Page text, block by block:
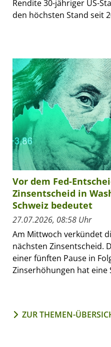
Rendite 30-jähriger US-
den höchsten Stand seit
Vor dem Fed-
Zinsentscheid in
Schweiz bedeutet
27.07.2026, 08:58 Uhr
Am Mittwoch verkündet
nächsten Zinsentscheid.
einer fünften Pause in
Zinserhöhungen hat eine
ZUR THEMEN-